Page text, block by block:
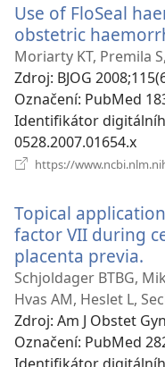
Use of FloSeal
obstetric
Moriarty KT, Premila
Zdroj‎: BJOG
Označení‎: PubMed
Identifikátor
0528.2007.01654.x
https://
Topical
factor VII during
placenta previa.
Schjoldager BTBG,
Hvas AM, Heslet L,
Zdroj‎: Am J Obstet
Označení‎: PubMed